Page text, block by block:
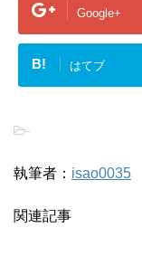
Google+
B! はてブ
-
執筆者： isao0035
関連記事